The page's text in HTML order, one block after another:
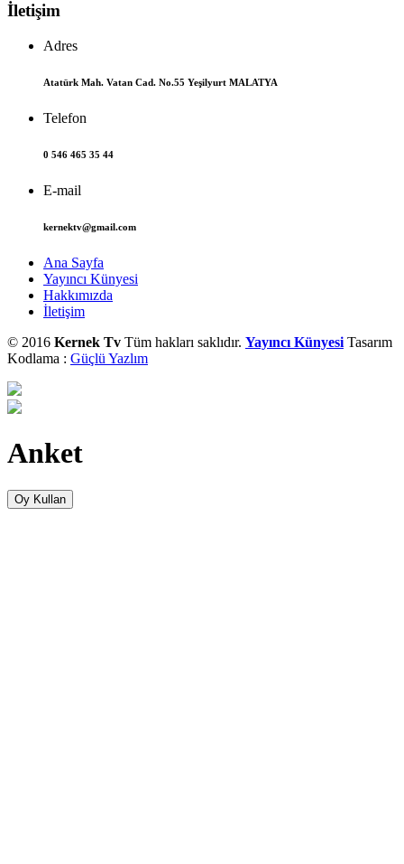
İletişim
Adres
Atatürk Mah. Vatan Cad. No.55 Yeşilyurt MALATYA
Telefon
0 546 465 35 44
E-mail
kernektv@gmail.com
Ana Sayfa
Yayıncı Künyesi
Hakkımızda
İletişim
© 2016 Kernek Tv Tüm hakları saklıdır. Yayıncı Künyesi Tasarım
Kodlama : Güçlü Yazlım
Anket